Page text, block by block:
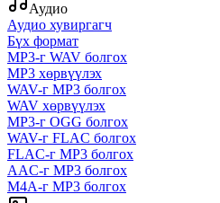
Аудио
Аудио хувиргагч
Бүх формат
MP3-г WAV болгох
MP3 хөрвүүлэх
WAV-г MP3 болгох
WAV хөрвүүлэх
MP3-г OGG болгох
WAV-г FLAC болгох
FLAC-г MP3 болгох
AAC-г MP3 болгох
M4A-г MP3 болгох